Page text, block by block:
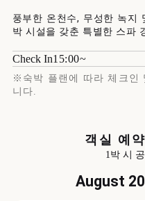
풍부한 온천수, 무성한 녹지
박 시설을 갖춘 특별한 스파
Check In15:00
※숙박 플랜에 따라 체크인
니다.
객실 예
1박 시
August